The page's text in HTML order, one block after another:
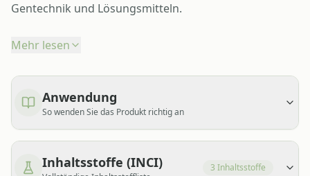
Gentechnik und Lösungsmitteln.
Mehr lesen
Anwendung
So wenden Sie das Produkt richtig an
Inhaltsstoffe (INCI) 3 Inhaltsstoffe